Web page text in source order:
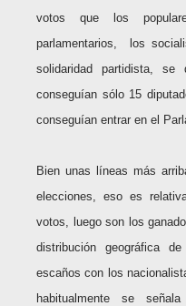
votos que los
parlamentarios, los
solidaridad partidista, se
conseguían sólo 15
conseguían entrar en el
Bien unas líneas más
elecciones, eso es
votos, luego son los
distribución geográfica
escaños con los
habitualmente se